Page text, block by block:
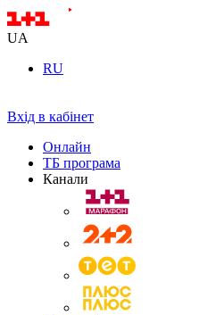
UA
RU
Вхід в кабінет
Онлайн
ТБ програма
Канали